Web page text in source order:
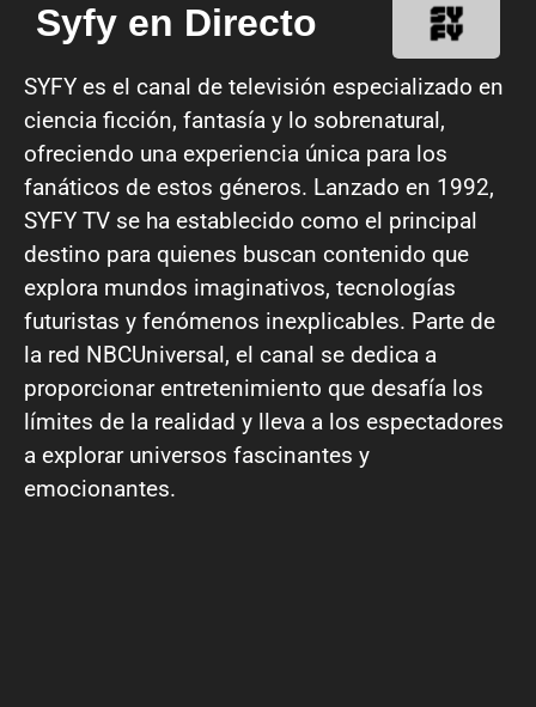
Syfy en Directo
SYFY es el canal de televisión especializado en
ciencia ficción, fantasía y lo sobrenatural,
ofreciendo una experiencia única para los
fanáticos de estos géneros. Lanzado en 1992,
SYFY TV se ha establecido como el principal
destino para quienes buscan contenido que
explora mundos imaginativos, tecnologías
futuristas y fenómenos inexplicables. Parte de
la red NBCUniversal, el canal se dedica a
proporcionar entretenimiento que desafía los
límites de la realidad y lleva a los espectadores
a explorar universos fascinantes y
emocionantes.